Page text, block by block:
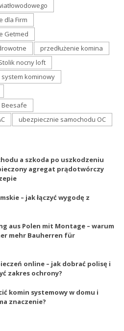
dla Firm
Getmed
przedłużenie komina
nocny loft
system kominowy
ubezpiecznie samochodu OC
a szkoda po uszkodzeniu
agregat prądotwórczy
– jak łączyć wygodę z
aus Polen mit Montage – warum
mehr Bauherren für
online – jak dobrać polisę i
zakres ochrony?
komin systemowy w domu i
znaczenie?